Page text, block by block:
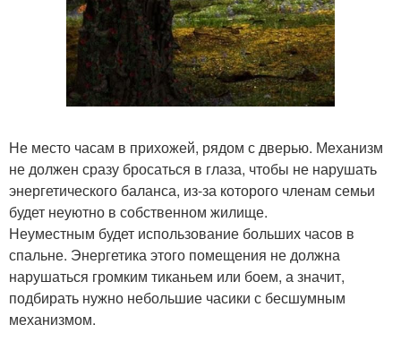
Не место часам в прихожей, рядом с дверью. Механизм
не должен сразу бросаться в глаза, чтобы не нарушать
энергетического баланса, из-за которого членам семьи
будет неуютно в собственном жилище.
Неуместным будет использование больших часов в
спальне. Энергетика этого помещения не должна
нарушаться громким тиканьем или боем, а значит,
подбирать нужно небольшие часики с бесшумным
механизмом.